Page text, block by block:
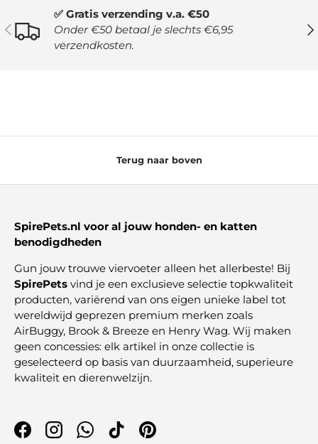
VORIGE
✅ Gratis verzending v.a. €50
Onder €50 betaal je slechts €6,95
verzendkosten.
Terug naar boven
SpirePets.nl voor al jouw honden- en katten
benodigdheden
Gun jouw trouwe viervoeter alleen het allerbeste! Bij
SpirePets vind je een exclusieve selectie topkwaliteit
producten, variërend van ons eigen unieke label tot
wereldwijd geprezen premium merken zoals
AirBuggy, Brook & Breeze en Henry Wag. Wij maken
geen concessies: elk artikel in onze collectie is
geselecteerd op basis van duurzaamheid, superieure
kwaliteit en dierenwelzijn.
FacebookInstagramWhatsApp
TikTokPinterest